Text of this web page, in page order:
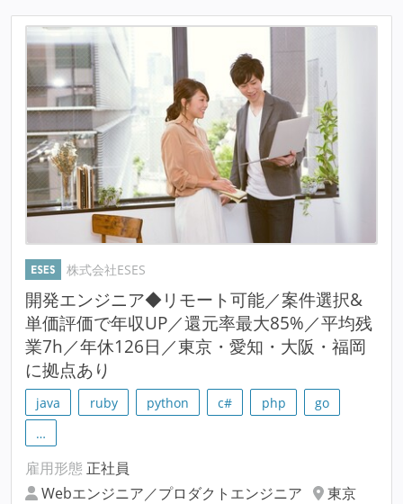
株式会社ESES
開発エンジニア◆リモート可能／案件選択&
単価評価で年収UP／還元率最大85%／平均残
業7h／年休126日／東京・愛知・大阪・福岡
に拠点あり
java ruby python c# php
go
…
雇用形態 正社員
Webエンジニア／プロダクトエンジニア
東京